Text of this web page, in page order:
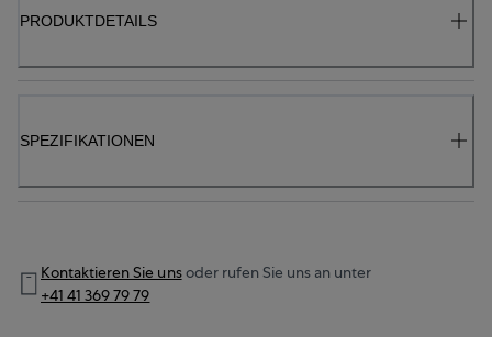
PRODUKTDETAILS
SPEZIFIKATIONEN
Kontaktieren Sie unsoder rufen Sie uns an unter
+41 41 369 79 79